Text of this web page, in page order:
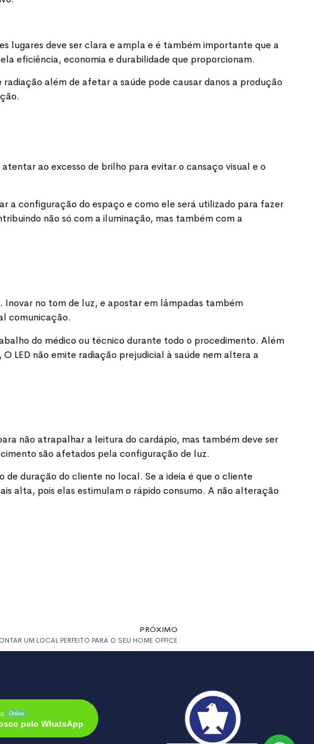
lugares deve ser clara e ampla e é também importante que a
eficiência, economia e durabilidade que proporcionam.
além de afetar a saúde pode causar danos a produção
ao excesso de brilho para evitar o cansaço visual e o
a configuração do espaço e como ele será utilizado para fazer
não só com a iluminação, mas também com a
Inovar no tom de luz, e apostar em lâmpadas também
comunicação.
do médico ou técnico durante todo o procedimento. Além
LED não emite radiação prejudicial à saúde nem altera a
não atrapalhar a leitura do cardápio, mas também deve ser
são afetados pela configuração de luz.
duração do cliente no local. Se a ideia é que o cliente
alta, pois elas estimulam o rápido consumo. A não alteração
PRÓXIMO
UM LOCAL PERFEITO PARA O SEU HOME OFFICE
Online
pelo WhatsApp